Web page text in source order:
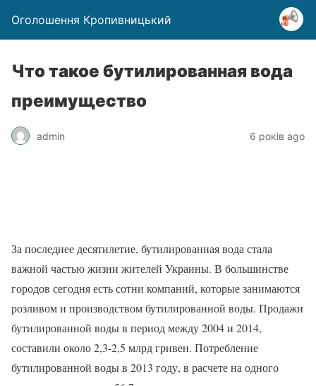
Оголошення Кропивницький
Что такое бутилированная вода
преимущество
admin 6 років ago
За последнее десятилетие, бутилированная вода стала
важной частью жизни жителей Украины. В большинстве
городов сегодня есть сотни компаний, которые занимаются
розливом и производством бутилированной воды. Продажи
бутилированной воды в период между 2004 и 2014,
составили около 2,3-2,5 млрд гривен. Потребление
бутилированной воды в 2013 году, в расчете на одного